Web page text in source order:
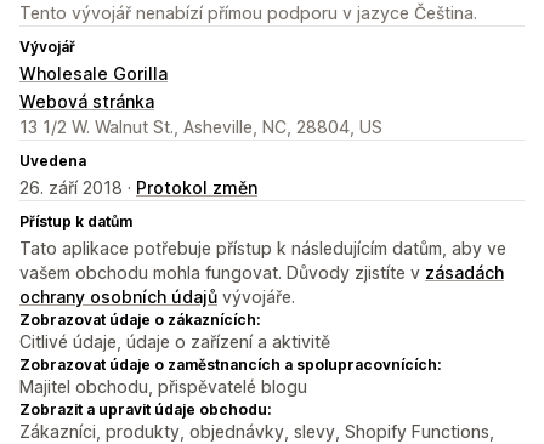
Tento vývojář nenabízí přímou podporu v jazyce Čeština.
Vývojář
Wholesale Gorilla
Webová stránka
13 1/2 W. Walnut St., Asheville, NC, 28804, US
Uvedena
26. září 2018 · Protokol změn
Přístup k datům
Tato aplikace potřebuje přístup k následujícím datům, aby ve
vašem obchodu mohla fungovat. Důvody zjistíte v zásadách
ochrany osobních údajů vývojáře.
Zobrazovat údaje o zákaznících:
Citlivé údaje, údaje o zařízení a aktivitě
Zobrazovat údaje o zaměstnancích a spolupracovnících:
Majitel obchodu, přispěvatelé blogu
Zobrazit a upravit údaje obchodu:
Zákazníci, produkty, objednávky, slevy, Shopify Functions,